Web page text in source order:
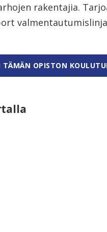
rakentajia.
TÄMÄN OPISTON